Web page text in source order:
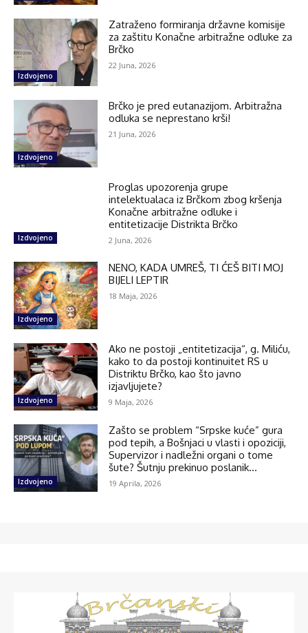
Izdvojeno
Zatraženo formiranja državne komisije
za zaštitu Konačne arbitražne odluke za
Brčko
22 Juna, 2026
Izdvojeno
Brčko je pred eutanazijom. Arbitražna
odluka se neprestano krši!
21 Juna, 2026
Izdvojeno
Proglas upozorenja grupe
intelektualaca iz Brčkom zbog kršenja
Konačne arbitražne odluke i
entitetizacije Distrikta Brčko
2 Juna, 2026
Izdvojeno
NENO, KADA UMREŠ, TI ĆEŠ BITI MOJ
BIJELI LEPTIR
18 Maja, 2026
Izdvojeno
Ako ne postoji „entitetizacija“, g. Miliću,
kako to da postoji kontinuitet RS u
Distriktu Brčko, kao što javno
izjavljujete?
9 Maja, 2026
Izdvojeno
Zašto se problem “Srpske kuće” gura
pod tepih, a Bošnjaci u vlasti i opoziciji,
Supervizor i nadležni organi o tome
šute? Šutnju prekinuo poslanik...
19 Aprila, 2026